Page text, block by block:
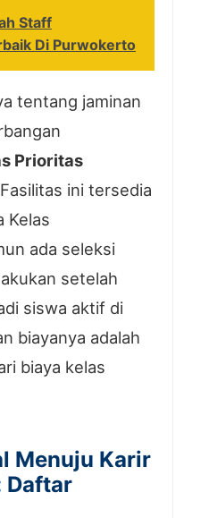
Staff
Di Purwokerto
tentang jaminan
Prioritas
ini tersedia
Kelas
ada seleksi
setelah
siswa aktif di
biayanya adalah
biaya kelas
Menuju Karir
Daftar